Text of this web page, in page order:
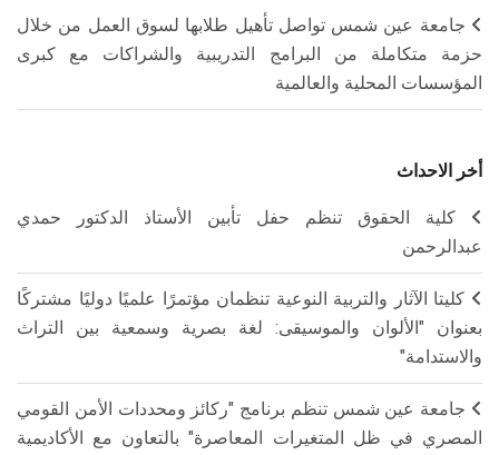
جامعة عين شمس تواصل تأهيل طلابها لسوق العمل من خلال
حزمة متكاملة من البرامج التدريبية والشراكات مع كبرى
المؤسسات المحلية والعالمية
أخر الاحداث
كلية الحقوق تنظم حفل تأبين الأستاذ الدكتور حمدي
عبدالرحمن
كليتا الآثار والتربية النوعية تنظمان مؤتمرًا علميًا دوليًا مشتركًا
بعنوان "الألوان والموسيقى: لغة بصرية وسمعية بين التراث
والاستدامة"
جامعة عين شمس تنظم برنامج "ركائز ومحددات الأمن القومي
المصري في ظل المتغيرات المعاصرة" بالتعاون مع الأكاديمية